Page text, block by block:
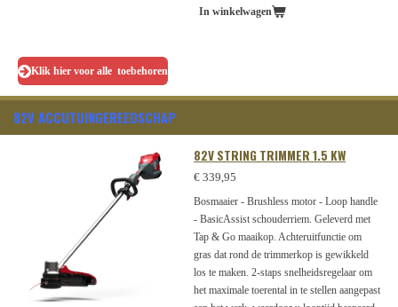
In winkelwagen
Klik hier voor alle toebehoren
82V ACCUTUINGEREEDSCHAP
82V STRING TRIMMER 1.5 KW
€ 339,95
Bosmaaier - Brushless motor - Loop handle
- BasicAssist schouderriem. Geleverd met
Tap & Go maaikop. Achteruitfunctie om
gras dat rond de trimmerkop is gewikkeld
los te maken. 2-staps snelheidsregelaar om
het maximale toerental in te stellen aangepast